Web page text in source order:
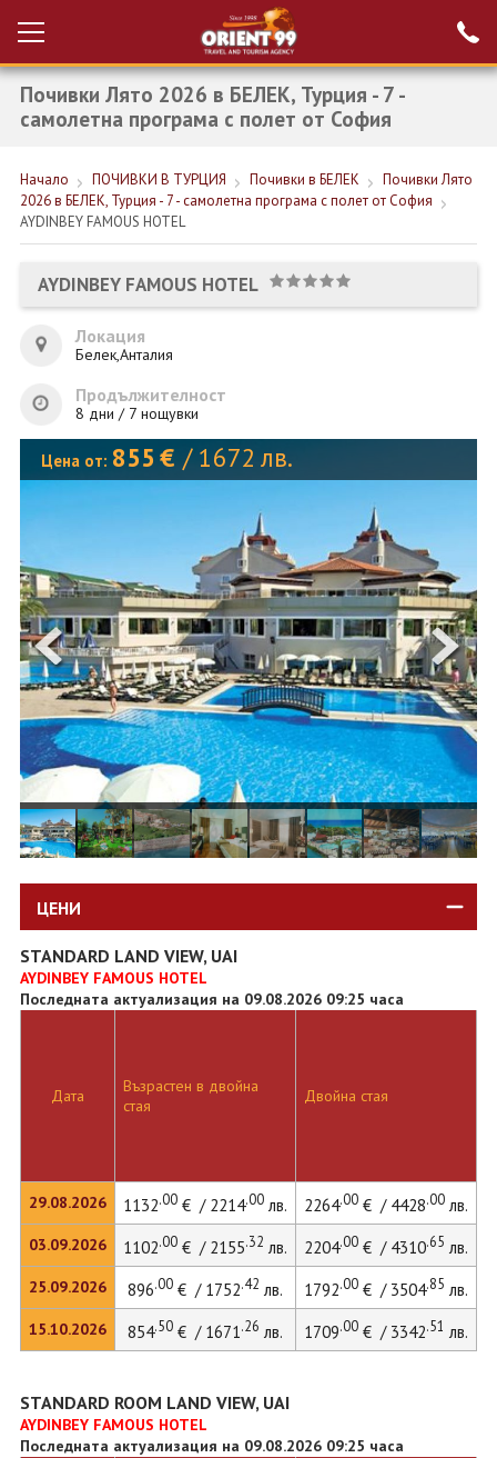
Вход за агенти
Проверка на
резервация
НОВА ГОДИНА ТУРЦИЯ
НОВА ГОДИНА
ПОЧИВКИ
КРУИЗИ
ЕКЗОТИКА
КОНТАКТИ
ФИРМЕНИ ДОКУМЕНТИ
0700 144 34 Запитване
ПОСЛЕДВАЙТЕ НИ
Почивки Лято 2026 в БЕЛЕК, Турция - 7 -
самолетна програма с полет от София
Начало ПОЧИВКИ В ТУРЦИЯ Почивки в БЕЛЕК
Почивки Лято
2026 в БЕЛЕК, Турция - 7 - самолетна програма с полет от София
AYDINBEY FAMOUS HOTEL
AYDINBEY FAMOUS HOTEL
Локация
Белек,Анталия
Продължителност
8 дни / 7 нощувки
Цена от: 855 € / 1672 лв.
ЦЕНИ
STANDARD LAND VIEW, UAI
AYDINBEY FAMOUS HOTEL
Последната актуализация на 09.08.2026 09:25 часа
Дата
29.08.2026
03.09.2026
25.09.2026
15.10.2026
Възрастен в двойна
стая
Двойна стая
1132.00€ / 2214.00лв. 2264.00€ / 4428.00лв.
1102.00€ / 2155.32 лв. 2204.00€ / 4310.65 лв.
896.00€ / 1752.42 лв. 1792.00€ / 3504.85 лв.
854.50€ / 1671.26 лв. 1709.00€ / 3342.51 лв.
STANDARD ROOM LAND VIEW, UAI
AYDINBEY FAMOUS HOTEL
Последната актуализация на 09.08.2026 09:25 часа